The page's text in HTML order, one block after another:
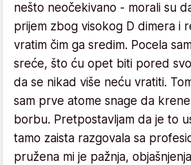
nešto neočekivano - morali su
prijem zbog visokog D dimera i
vratim čim ga sredim. Pocela
sreće, što ću opet biti pored
da se nikad više neću vratiti.
sam prve atome snage da
borbu. Pretpostavljam da je to
tamo zaista razgovala sa
pružena mi je pažnja,